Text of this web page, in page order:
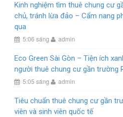
Kinh nghiệm tìm thuê chung cư
chủ, tránh lừa đảo – Cẩm nang
qua
5:06 sáng admin
Eco Green Sài Gòn – Tiện ích
người thuê chung cư gần trường
5:05 sáng admin
Tiêu chuẩn thuê chung cư gần
viên và sinh viên quốc tế